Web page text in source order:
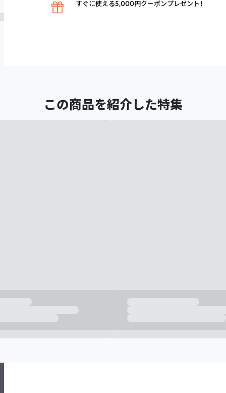
この商品を紹介した特集
すぐに使える5,000円クーポンプレゼント！